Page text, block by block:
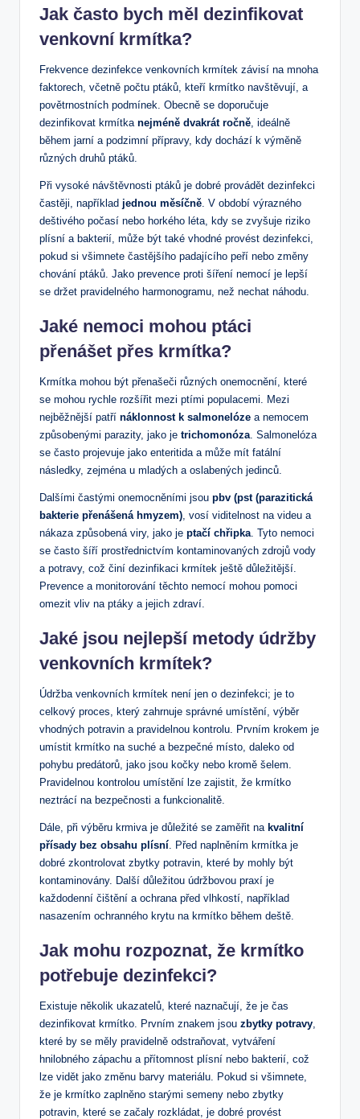
Jak často bych měl dezinfikovat
venkovní krmítka?
Frekvence dezinfekce venkovních krmítek závisí na mnoha
faktorech, včetně počtu ptáků, kteří krmítko navštěvují, a
povětrnostních podmínek. Obecně se doporučuje
dezinfikovat krmítka nejméně dvakrát ročně , ideálně
během jarní a podzimní přípravy, kdy dochází k výměně
různých druhů ptáků.
Při vysoké návštěvnosti ptáků je dobré provádět dezinfekci
častěji, například jednou měsíčně . V období výrazného
deštivého počasí nebo horkého léta, kdy se zvyšuje riziko
plísní a bakterií, může být také vhodné provést dezinfekci,
pokud si všimnete častějšího padajícího peří nebo změny
chování ptáků. Jako prevence proti šíření nemocí je lepší
se držet pravidelného harmonogramu, než nechat náhodu.
Jaké nemoci mohou ptáci
přenášet přes krmítka?
Krmítka mohou být přenašeči různých onemocnění, které
se mohou rychle rozšířit mezi ptími populacemi. Mezi
nejběžnější patří náklonnost k salmonelóze a nemocem
způsobenými parazity, jako je trichomonóza . Salmonelóza
se často projevuje jako enteritida a může mít fatální
následky, zejména u mladých a oslabených jedinců.
Dalšími častými onemocněními jsou pbv (pst (parazitická
bakterie přenášená hmyzem) , vosí viditelnost na videu a
nákaza způsobená viry, jako je ptačí chřipka . Tyto nemoci
se často šíří prostřednictvím kontaminovaných zdrojů vody
a potravy, což činí dezinfikaci krmítek ještě důležitější.
Prevence a monitorování těchto nemocí mohou pomoci
omezit vliv na ptáky a jejich zdraví.
Jaké jsou nejlepší metody údržby
venkovních krmítek?
Údržba venkovních krmítek není jen o dezinfekci; je to
celkový proces, který zahrnuje správné umístění, výběr
vhodných potravin a pravidelnou kontrolu. Prvním krokem je
umístit krmítko na suché a bezpečné místo, daleko od
pohybu predátorů, jako jsou kočky nebo kromě šelem.
Pravidelnou kontrolou umístění lze zajistit, že krmítko
neztrácí na bezpečnosti a funkcionalitě.
Dále, při výběru krmiva je důležité se zaměřit na kvalitní
přísady bez obsahu plísní . Před naplněním krmítka je
dobré zkontrolovat zbytky potravin, které by mohly být
kontaminovány. Další důležitou údržbovou praxí je
každodenní čištění a ochrana před vlhkostí, například
nasazením ochranného krytu na krmítko během deště.
Jak mohu rozpoznat, že krmítko
potřebuje dezinfekci?
Existuje několik ukazatelů, které naznačují, že je čas
dezinfikovat krmítko. Prvním znakem jsou zbytky potravy
které by se měly pravidelně odstraňovat, vytváření
hnilobného zápachu a přítomnost plísní nebo bakterií, což
lze vidět jako změnu barvy materiálu. Pokud si všimnete,
že je krmítko zaplněno starými semeny nebo zbytky
potravin, které se začaly rozkládat, je dobré provést